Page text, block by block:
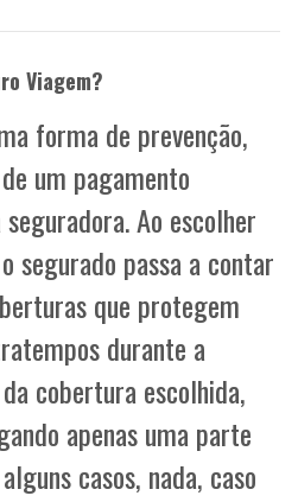
Viagem?
forma de prevenção,
um pagamento
Ao escolher
segurado passa a contar
que protegem
durante a
cobertura escolhida,
apenas uma parte
casos, nada, caso